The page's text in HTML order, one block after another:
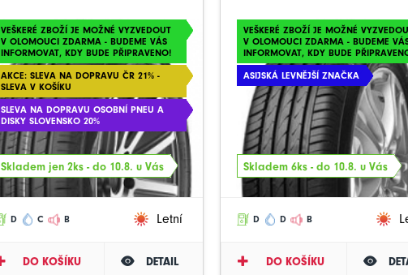
VEŠKERÉ ZBOŽÍ JE MOŽNÉ VYZVEDOUT
V OLOMOUCI ZDARMA - BUDEME VÁS
INFORMOVAT, KDY BUDE PŘIPRAVENO!
AKCE: SLEVA NA DOPRAVU ČR 21% -
SLEVA V KOŠÍKU
SLEVA NA DOPRAVU OSOBNÍ PNEU A
DISKY SLOVENSKO 20%
Skladem jen 2ks - do 10.8. u Vás
D C B Letní
DO KOŠÍKU DETAIL
VEŠKERÉ ZBOŽÍ JE MOŽNÉ
V OLOMOUCI ZDARMA - BUDEME
INFORMOVAT, KDY BUDE
ASIJSKÁ LEVNĚJŠÍ ZNAČKA
Skladem 6ks - do 10.8. u Vás
D D B
DO KOŠÍKU